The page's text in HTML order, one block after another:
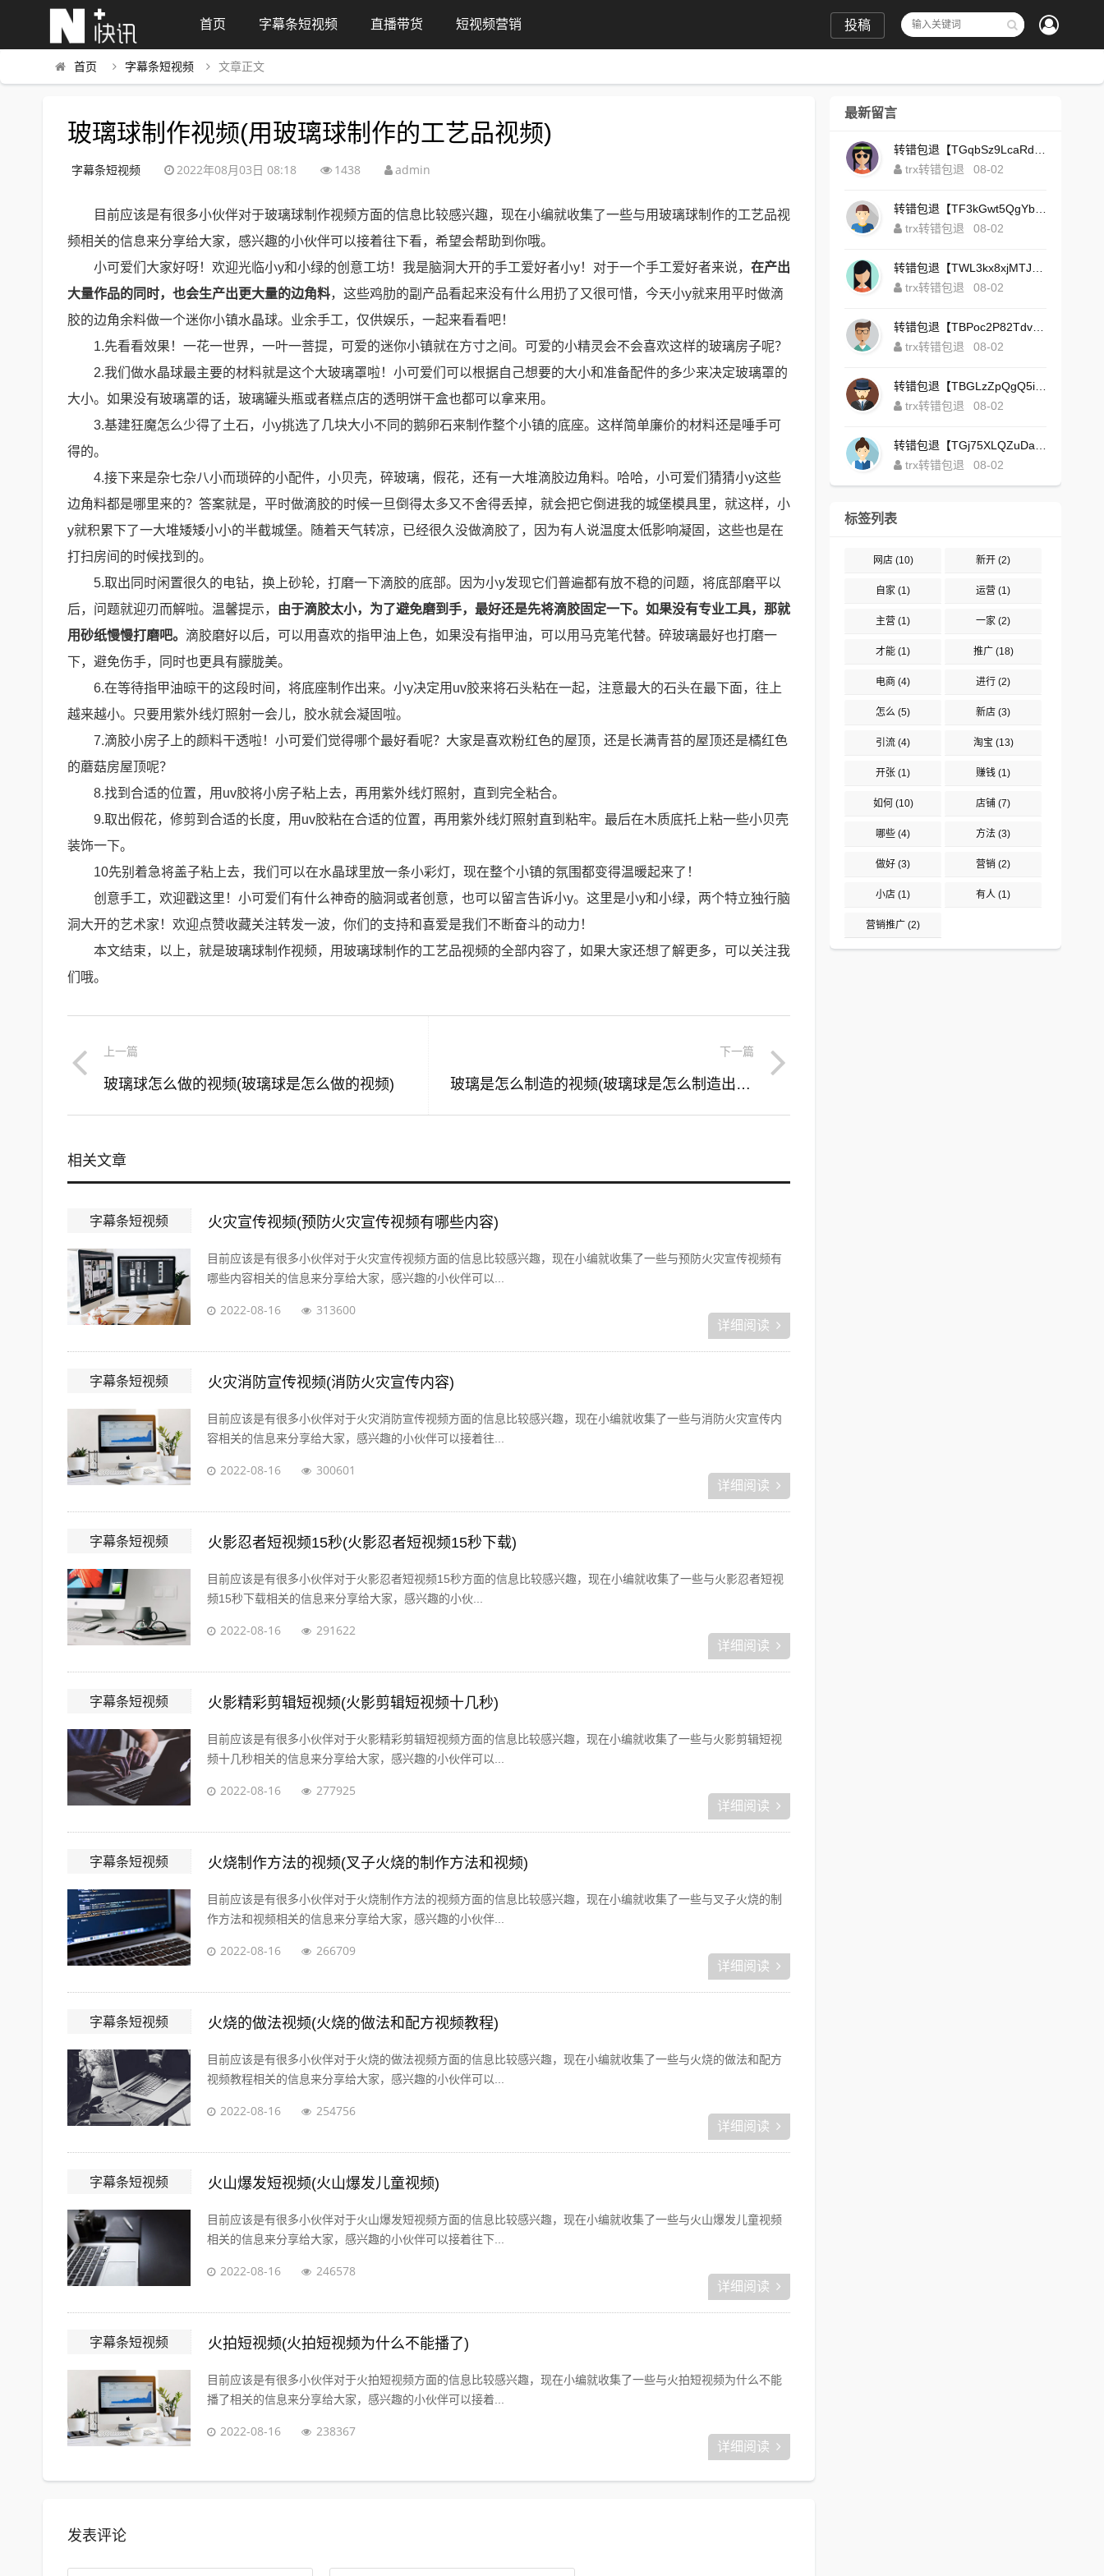
首页 字幕条短视频 直播带货 短视频营销 投稿
首页 字幕条短视频 文章正文
玻璃球制作视频(用玻璃球制作的工艺品视频)
字幕条短视频 2022年08月03日 08:18 1438 admin
目前应该是有很多小伙伴对于玻璃球制作视频方面的信息比较感兴趣，现在小编就收集了一些与用玻璃球制作的工艺品视
频相关的信息来分享给大家，感兴趣的小伙伴可以接着往下看，希望会帮助到你哦。
小可爱们大家好呀！欢迎光临小y和小绿的创意工坊！我是脑洞大开的手工爱好者小y！对于一个手工爱好者来说， 在产出
大量作品的同时，也会生产出更大量的边角料，这些鸡肋的副产品看起来没有什么用扔了又很可惜，今天小y就来用平时做滴
胶的边角余料做一个迷你小镇水晶球。业余手工，仅供娱乐，一起来看看吧！
1.先看看效果！一花一世界，一叶一菩提，可爱的迷你小镇就在方寸之间。可爱的小精灵会不会喜欢这样的玻璃房子呢？
2.我们做水晶球最主要的材料就是这个大玻璃罩啦！小可爱们可以根据自己想要的大小和准备配件的多少来决定玻璃罩的
大小。如果没有玻璃罩的话，玻璃罐头瓶或者糕点店的透明饼干盒也都可以拿来用。
3.基建狂魔怎么少得了土石，小y挑选了几块大小不同的鹅卵石来制作整个小镇的底座。这样简单廉价的材料还是唾手可
得的。
4.接下来是杂七杂八小而琐碎的小配件，小贝壳，碎玻璃，假花，还有一大堆滴胶边角料。哈哈，小可爱们猜猜小y这些
边角料都是哪里来的？答案就是，平时做滴胶的时候一旦倒得太多又不舍得丢掉，就会把它倒进我的城堡模具里，就这样，小
y就积累下了一大堆矮矮小小的半截城堡。随着天气转凉，已经很久没做滴胶了，因为有人说温度太低影响凝固，这些也是在
打扫房间的时候找到的。
5.取出同时闲置很久的电钻，换上砂轮，打磨一下滴胶的底部。因为小y发现它们普遍都有放不稳的问题，将底部磨平以
后，问题就迎刃而解啦。温馨提示， 由于滴胶太小，为了避免磨到手，最好还是先将滴胶固定一下。如果没有专业工具，那就
用砂纸慢慢打磨吧。 滴胶磨好以后，可以用喜欢的指甲油上色，如果没有指甲油，可以用马克笔代替。碎玻璃最好也打磨一
下，避免伤手，同时也更具有朦胧美。
6.在等待指甲油晾干的这段时间，将底座制作出来。小y决定用uv胶来将石头粘在一起，注意最大的石头在最下面，往上
越来越小。只要用紫外线灯照射一会儿，胶水就会凝固啦。
7.滴胶小房子上的颜料干透啦！小可爱们觉得哪个最好看呢？大家是喜欢粉红色的屋顶，还是长满青苔的屋顶还是橘红色
的蘑菇房屋顶呢？
8.找到合适的位置，用uv胶将小房子粘上去，再用紫外线灯照射，直到完全粘合。
9.取出假花，修剪到合适的长度，用uv胶粘在合适的位置，再用紫外线灯照射直到粘牢。最后在木质底托上粘一些小贝壳
装饰一下。
10先别着急将盖子粘上去，我们可以在水晶球里放一条小彩灯，现在整个小镇的氛围都变得温暖起来了！
创意手工，欢迎戳这里！小可爱们有什么神奇的脑洞或者创意，也可以留言告诉小y。这里是小y和小绿，两个特立独行脑
洞大开的艺术家！欢迎点赞收藏关注转发一波，你们的支持和喜爱是我们不断奋斗的动力！
本文结束，以上，就是玻璃球制作视频，用玻璃球制作的工艺品视频的全部内容了，如果大家还想了解更多，可以关注我
们哦。
上一篇
玻璃球怎么做的视频(玻璃球是怎么做的视频)
下一篇
玻璃是怎么制造的视频(玻璃球是怎么制造出来的视频)
相关文章
字幕条短视频 火灾宣传视频(预防火灾宣传视频有哪些内容)
目前应该是有很多小伙伴对于火灾宣传视频方面的信息比较感兴趣，现在小编就收集了一些与预防火灾宣传视频有
哪些内容相关的信息来分享给大家，感兴趣的小伙伴可以...
2022-08-16 313600
详细阅读
字幕条短视频 火灾消防宣传视频(消防火灾宣传内容)
目前应该是有很多小伙伴对于火灾消防宣传视频方面的信息比较感兴趣，现在小编就收集了一些与消防火灾宣传内
容相关的信息来分享给大家，感兴趣的小伙伴可以接着往...
2022-08-16 300601
详细阅读
字幕条短视频 火影忍者短视频15秒(火影忍者短视频15秒下载)
目前应该是有很多小伙伴对于火影忍者短视频15秒方面的信息比较感兴趣，现在小编就收集了一些与火影忍者短视
频15秒下载相关的信息来分享给大家，感兴趣的小伙...
2022-08-16 291622
详细阅读
字幕条短视频 火影精彩剪辑短视频(火影剪辑短视频十几秒)
目前应该是有很多小伙伴对于火影精彩剪辑短视频方面的信息比较感兴趣，现在小编就收集了一些与火影剪辑短视
频十几秒相关的信息来分享给大家，感兴趣的小伙伴可以...
2022-08-16 277925
详细阅读
字幕条短视频 火烧制作方法的视频(叉子火烧的制作方法和视频)
目前应该是有很多小伙伴对于火烧制作方法的视频方面的信息比较感兴趣，现在小编就收集了一些与叉子火烧的制
作方法和视频相关的信息来分享给大家，感兴趣的小伙伴...
2022-08-16 266709
详细阅读
字幕条短视频 火烧的做法视频(火烧的做法和配方视频教程)
目前应该是有很多小伙伴对于火烧的做法视频方面的信息比较感兴趣，现在小编就收集了一些与火烧的做法和配方
视频教程相关的信息来分享给大家，感兴趣的小伙伴可以...
2022-08-16 254756
详细阅读
字幕条短视频 火山爆发短视频(火山爆发儿童视频)
目前应该是有很多小伙伴对于火山爆发短视频方面的信息比较感兴趣，现在小编就收集了一些与火山爆发儿童视频
相关的信息来分享给大家，感兴趣的小伙伴可以接着往下...
2022-08-16 246578
详细阅读
字幕条短视频 火拍短视频(火拍短视频为什么不能播了)
目前应该是有很多小伙伴对于火拍短视频方面的信息比较感兴趣，现在小编就收集了一些与火拍短视频为什么不能
播了相关的信息来分享给大家，感兴趣的小伙伴可以接着...
2022-08-16 238367
详细阅读
发表评论
最新留言
trx转错包退
08-02
trx转错包退
08-02
trx转错包退
08-02
trx转错包退
08-02
trx转错包退
08-02
trx转错包退
08-02
标签列表
网店(10) 新开 (2)
自家 (1) 运营 (1)
主营 (1) 一家 (2)
才能 (1) 推广(18)
电商 (4) 进行 (2)
怎么 (5) 新店 (3)
引流 (4) 淘宝 (13)
开张 (1) 赚钱 (1)
如何 (10) 店铺 (7)
哪些 (4) 方法 (3)
做好 (3) 营销 (2)
小店 (1) 有人 (1)
营销推广 (2)